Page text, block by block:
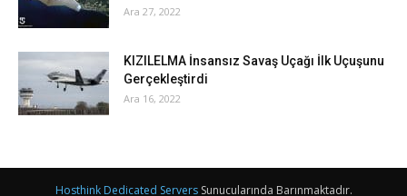
Ara 27, 2022
KIZILELMA İnsansız Savaş Uçağı İlk Uçuşunu
Gerçekleştirdi
Ara 16, 2022
Hosthink Dedicated ServersSunucularında Barınmaktadır.